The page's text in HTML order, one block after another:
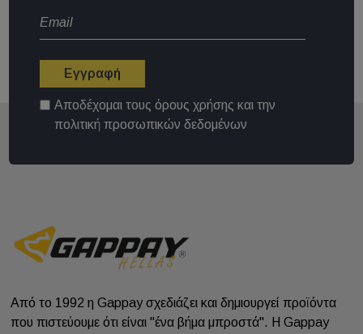
Εγγραφή
Αποδέχομαι τους όρους χρήσης και την
πολιτική προσωπικών δεδομένων
Από το 1992 η Gappay σχεδιάζει και δημιουργεί προϊόντα
που πιστεύουμε ότι είναι "ένα βήμα μπροστά". Η Gappay